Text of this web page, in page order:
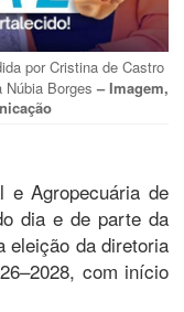
por Cristina de Castro
Borges – Imagem,
e Agropecuária de
dia e de parte da
eleição da diretoria
com início